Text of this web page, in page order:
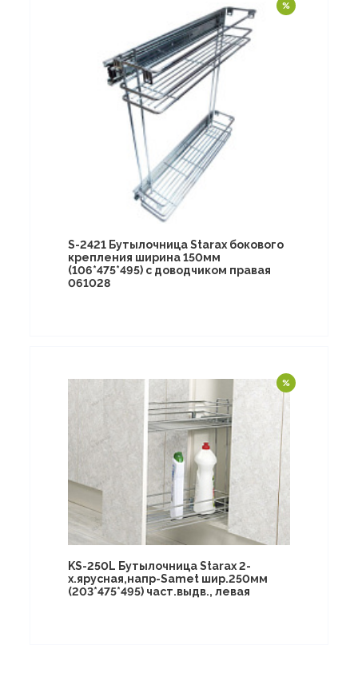
S-2421 Бутылочница Starax бокового
крепления ширина 150мм
(106*475*495) с доводчиком правая
061028
KS-250L Бутылочница Starax 2-
х.ярусная,напр-Samet шир.250мм
(203*475*495) част.выдв., левая